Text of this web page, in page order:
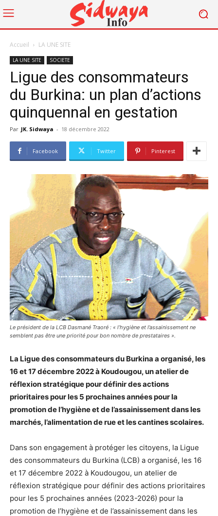
Accueil LA UNE SITE
LA UNE SITE SOCIETE
Ligue des consommateurs
du Burkina: un plan d’actions
quinquennal en gestation
Par JK. Sidwaya - 18 décembre 2022
Facebook Twitter Pinterest
Le président de la LCB Dasmané Traoré : « l’hygiène et l’assainissement ne
semblent pas être une priorité pour bon nombre de prestataires ».
La Ligue des consommateurs du Burkina a organisé, les
16 et 17 décembre 2022 à Koudougou, un atelier de
réflexion stratégique pour définir des actions
prioritaires pour les 5 prochaines années pour la
promotion de l’hygiène et de l’assainissement dans les
marchés, l’alimentation de rue et les cantines scolaires.
Dans son engagement à protéger les citoyens, la Ligue
des consommateurs du Burkina (LCB) a organisé, les 16
et 17 décembre 2022 à Koudougou, un atelier de
réflexion stratégique pour définir des actions prioritaires
pour les 5 prochaines années (2023-2026) pour la
promotion de l’hygiène et de l’assainissement dans les